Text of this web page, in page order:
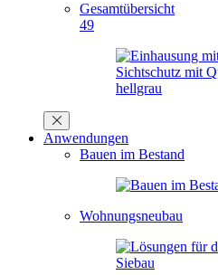
Gesamtübersicht
49
Anwendungen
Bauen im Bestand
Wohnungsneubau